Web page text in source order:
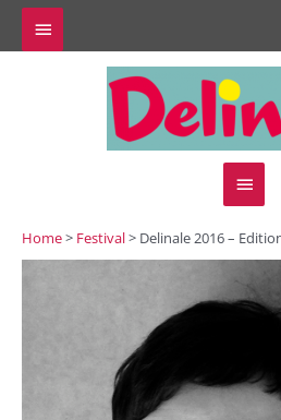
Zum
Inhalt
springen
Above
Home> Festival> Delinale 2016 –